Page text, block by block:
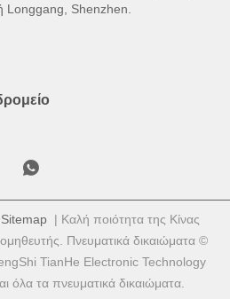
Longgang, Shenzhen.
Sitemap | Καλή ποιότητα της Κίνας
Πνευματικά δικαιώματα ©
TianHe Electronic Technology
όλα τα πνευματικά δικαιώματα.